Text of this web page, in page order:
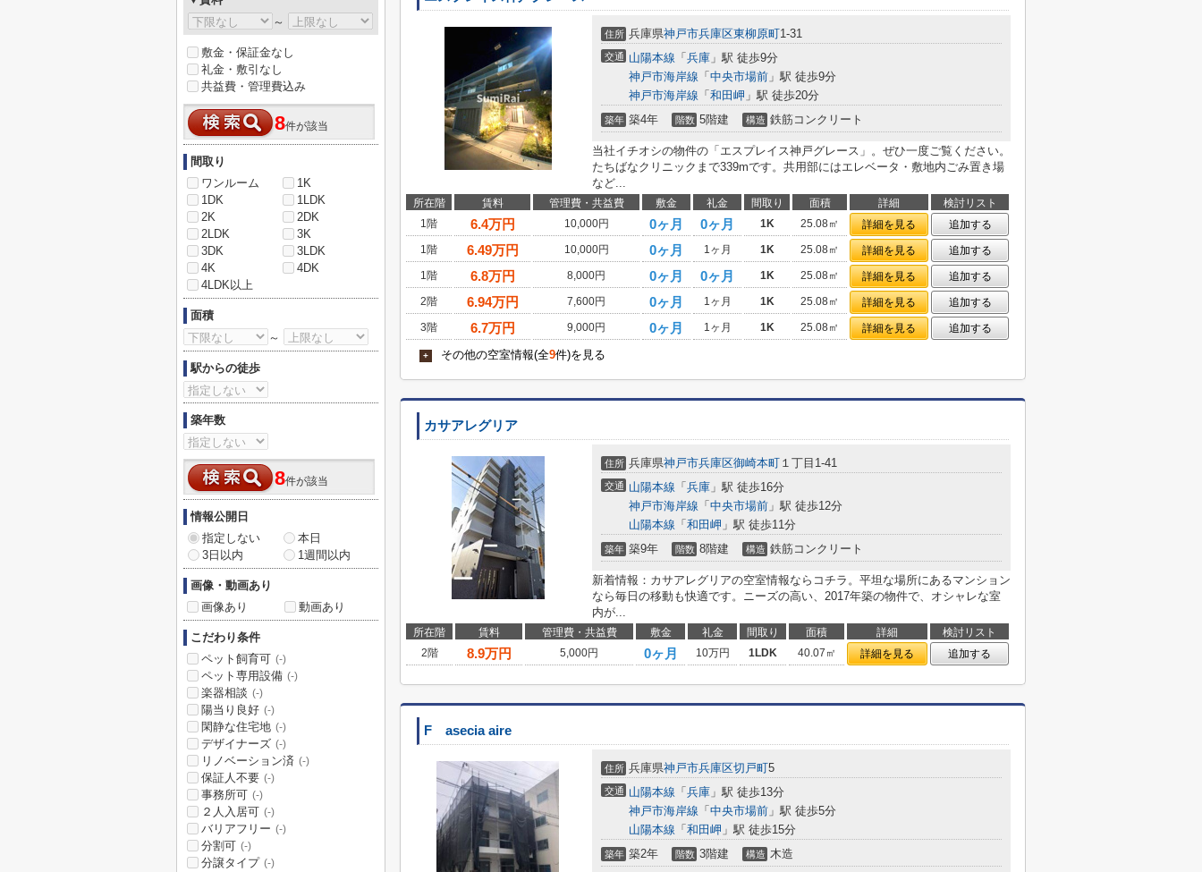
住所 兵庫県神戸市兵庫区東柳原町1-31
交通 山陽本線 「 兵庫 」駅 徒歩9分
神戸市海岸線 「 中央市場前 」駅 徒歩9分
神戸市海岸線 「 和田岬 」駅 徒歩20分
築年 築4年 階数 5階建 構造 鉄筋コンクリート
当社イチオシの物件の「エスプレイス神戸グレース」。ぜひ一度ご覧ください。
たちばなクリニックまで339mです。共用部にはエレベータ・敷地内ごみ置き場
など...
所在階 賃料 管理費・共益費 敷金 礼金 間取り 面積 詳細
検討リスト
1階
6.4万円 10,000円 0ヶ月 0ヶ月 1K 25.08㎡ 詳細を見る
追加する
1階
6.49万円 10,000円 0ヶ月 1ヶ月 1K 25.08㎡ 詳細を見る
追加する
1階
6.8万円 8,000円 0ヶ月 0ヶ月 1K 25.08㎡ 詳細を見る
追加する
2階
6.94万円 7,600円 0ヶ月 1ヶ月 1K 25.08㎡ 詳細を見る
追加する
3階
6.7万円 9,000円 0ヶ月 1ヶ月 1K 25.08㎡ 詳細を見る 追加する
+ その他の空室情報(全9件)を見る
カサアレグリア
住所 兵庫県神戸市兵庫区御崎本町 １丁目1-41
交通 山陽本線 「 兵庫 」駅 徒歩16分
神戸市海岸線 「 中央市場前 」駅 徒歩12分
山陽本線 「 和田岬 」駅 徒歩11分
築年 築9年 階数 8階建 構造 鉄筋コンクリート
新着情報：カサアレグリアの空室情報ならコチラ。平坦な場所にあるマンション
なら毎日の移動も快適です。ニーズの高い、2017年築の物件で、オシャレな室
内が...
所在階 賃料 管理費・共益費 敷金 礼金 間取り 面積 詳細
検討リスト
2階
8.9万円 5,000円 0ヶ月 10万円 1LDK 40.07㎡ 詳細を見る 追加する
F asecia aire
住所 兵庫県神戸市兵庫区切戸町5
交通 山陽本線 「 兵庫 」駅 徒歩13分
神戸市海岸線 「 中央市場前 」駅 徒歩5分
山陽本線 「 和田岬 」駅 徒歩15分
築年 築2年 階数 3階建 構造 木造
～
敷金・保証金なし
礼金・敷引なし
共益費・管理費込み
8件が該当
間取り
ワンルーム
1K
1DK
1LDK
2K
2DK
2LDK
3K
3DK
3LDK
4K
4DK
4LDK以上
面積
～
駅からの徒歩
築年数
8件が該当
情報公開日
指定しない
本日
3日以内
1週間以内
画像・動画あり
画像あり
動画あり
こだわり条件
ペット飼育可 (-)
ペット専用設備 (-)
楽器相談 (-)
陽当り良好 (-)
閑静な住宅地 (-)
デザイナーズ (-)
リノベーション済 (-)
保証人不要 (-)
事務所可 (-)
２人入居可 (-)
バリアフリー (-)
分割可 (-)
分譲タイプ (-)